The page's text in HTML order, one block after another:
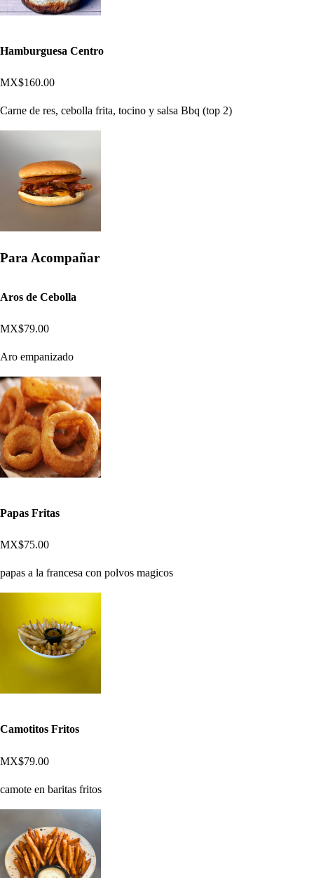
Hamburguesa Centro
MX$160.00
Carne de res, cebolla frita, tocino y salsa Bbq (top 2)
Para Acompañar
Aros de Cebolla
MX$79.00
Aro empanizado
Papas Fritas
MX$75.00
papas a la francesa con polvos magicos
Camotitos Fritos
MX$79.00
camote en baritas fritos